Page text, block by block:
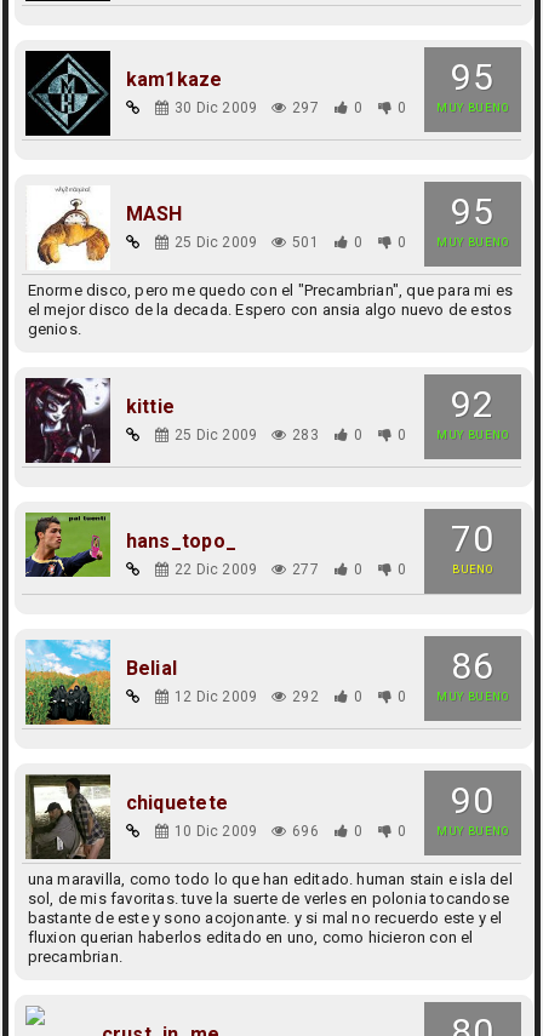
95
MUY BUENO
kam1kaze
30 Dic 2009 297 0 0
95
MUY BUENO
MASH
25 Dic 2009 501 0 0
Enorme disco, pero me quedo con el "Precambrian", que para mi es
el mejor disco de la decada. Espero con ansia algo nuevo de estos
genios.
92
MUY BUENO
kittie
25 Dic 2009 283 0 0
70
BUENO
hans_topo_
22 Dic 2009 277 0 0
86
MUY BUENO
Belial
12 Dic 2009 292 0 0
90
MUY BUENO
chiquetete
10 Dic 2009 696 0 0
una maravilla, como todo lo que han editado. human stain e isla del
sol, de mis favoritas. tuve la suerte de verles en polonia tocandose
bastante de este y sono acojonante. y si mal no recuerdo este y el
fluxion querian haberlos editado en uno, como hicieron con el
precambrian.